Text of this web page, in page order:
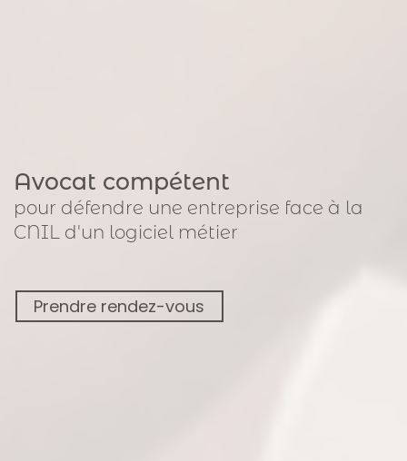
Avocat compétent
pour défendre une entreprise face à la
CNIL d'un logiciel métier
Prendre rendez-vous